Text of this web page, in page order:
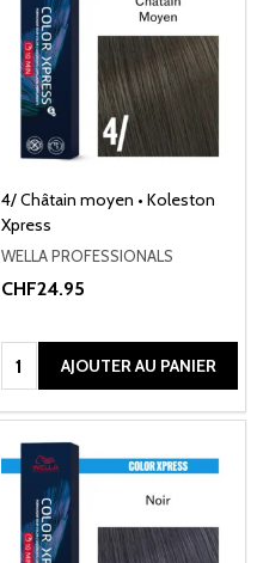
4/ Châtain moyen • Koleston
Xpress
WELLA PROFESSIONALS
CHF24.95
Quantité:AJOUTER AU PANIER